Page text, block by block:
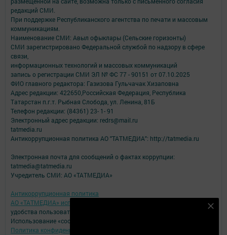
редакций СМИ.
При поддержке Республиканского агентства по печати и массовым
коммуникациям.
Наименование СМИ: Авыл офыклары (Сельские горизонты)
СМИ зарегистрировано Федеральной службой по надзору в сфере
связи,
информационных технологий и массовых коммуникаций
запись о регистрации СМИ ЭЛ № ФС 77 - 90151 от 07.10.2025
ФИО главного редактора: Газизова Гульчачак Хизаповна
Адрес редакции: 422650,Российская Федерация, Республика
Татарстан п.г.т. Рыбная Слобода, ул. Ленина, 81Б
Телефон редакции: (84361) 23- 1- 91
Электронный адрес редакции: redrs@mail.ru
tatmedia.ru
Антикоррупционная политика АО "ТАТМЕДИА": http://tatmedia.ru
Электронная почта для сообщений о фактах коррупции:
tatmedia@tatmedia.ru
Учредитель СМИ: АО «ТАТМЕДИА»
Антикоррупционная политика
АО «ТАТМЕДИА» использует «cookie»
для персонализации сервисов и
удобства пользователей сайтом.
Использование «cookie» можно отменить в настройках браузера.
Политика конфиденциальности